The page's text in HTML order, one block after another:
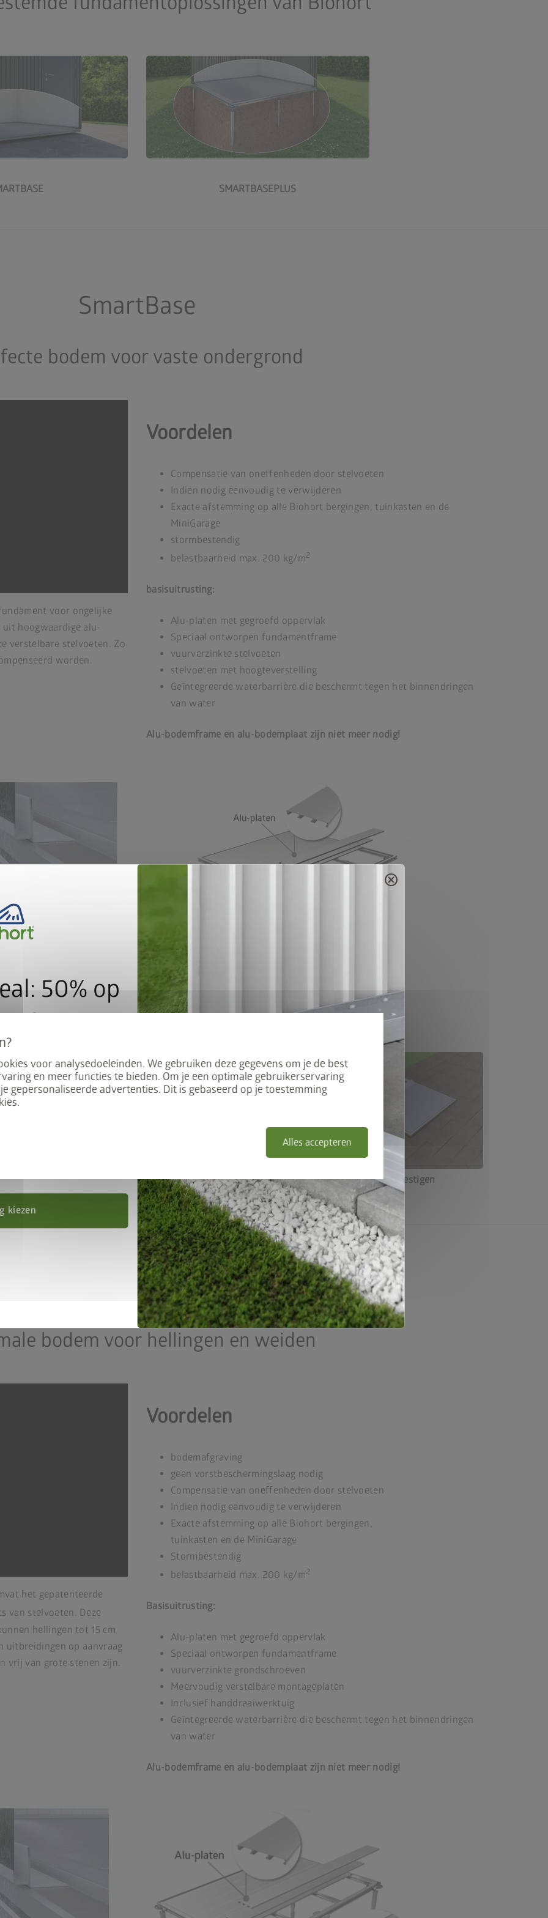
voor analysedoeleinden. We gebruiken deze gegevens om je de best
en meer functies te bieden. Om je een optimale gebruikerservaring
gepersonaliseerde advertenties. Dit is gebaseerd op je toestemming
Alles accepteren
SMARTBASEPLUS
SmartBase
bodem voor vaste ondergrond
voor ongelijke
hoogwaardige alu-
verstelbare stelvoeten. Zo
worden.
Voordelen
Compensatie van oneffenheden door stelvoeten
Indien nodig eenvoudig te verwijderen
Exacte afstemming op alle Biohort bergingen, tuinkasten en de
MiniGarage
stormbestendig
belastbaarheid max. 200 kg/m2
basisuitrusting:
Alu-platen met gegroefd oppervlak
Speciaal ontworpen fundamentframe
vuurverzinkte stelvoeten
stelvoeten met hoogteverstelling
Geïntegreerde waterbarrière die beschermt tegen het binnendringen
van water
Alu-bodemframe en alu-bodemplaat zijn niet meer nodig!
van vakmanschap en product)
boormachine, boor Ø 10 mm, steeksleutel SW13 en SW24
bevestigen en het
3. Stelvoeten vastschroeven met de
ondergrond
4. Alu-platen bevestigen
SmartBasePLUS
bodem voor hellingen en weiden
het gepatenteerde
van stelvoeten. Deze
hellingen tot 15 cm
uitbreidingen op aanvraag
vrij van grote stenen zijn.
Voordelen
bodemafgraving
geen vorstbeschermingslaag nodig
Compensatie van oneffenheden door stelvoeten
Indien nodig eenvoudig te verwijderen
Exacte afstemming op alle Biohort bergingen,
tuinkasten en de MiniGarage
Stormbestendig
belastbaarheid max. 200 kg/m2
Basisuitrusting:
Alu-platen met gegroefd oppervlak
Speciaal ontworpen fundamentframe
vuurverzinkte grondschroeven
Meervoudig verstelbare montageplaten
Inclusief handdraaiwerktuig
Geïntegreerde waterbarrière die beschermt tegen het binnendringen
van water
Alu-bodemframe en alu-bodemplaat zijn niet meer nodig!
cancel
50% op
HighLine, AvantGarde of
bijpassende bodemframe
en het bodemframe
kiezen